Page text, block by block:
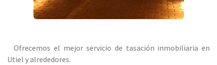
Ofrecemos el mejor servicio de tasación inmobiliaria en
Utiel y alrededores.